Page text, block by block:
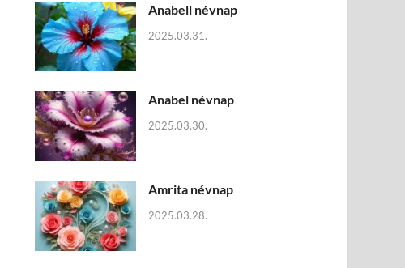
Anabell névnap
2025.03.31.
Anabel névnap
2025.03.30.
Amrita névnap
2025.03.28.